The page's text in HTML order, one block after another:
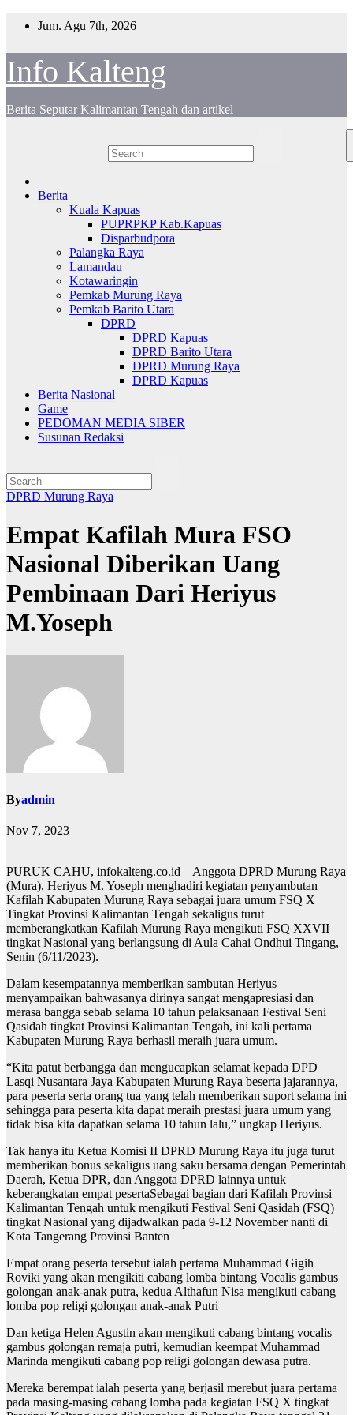
Jum. Agu 7th, 2026
Info Kalteng
Berita Seputar Kalimantan Tengah dan artikel
Berita
Kuala Kapuas
PUPRPKP Kab.Kapuas
Disparbudpora
Palangka Raya
Lamandau
Kotawaringin
Pemkab Murung Raya
Pemkab Barito Utara
DPRD
DPRD Kapuas
DPRD Barito Utara
DPRD Murung Raya
DPRD Kapuas
Berita Nasional
Game
PEDOMAN MEDIA SIBER
Susunan Redaksi
DPRD Murung Raya
Empat Kafilah Mura FSO
Nasional Diberikan Uang
Pembinaan Dari Heriyus
M.Yoseph
Byadmin
Nov 7, 2023
PURUK CAHU, infokalteng.co.id – Anggota DPRD Murung Raya
(Mura), Heriyus M. Yoseph menghadiri kegiatan penyambutan
Kafilah Kabupaten Murung Raya sebagai juara umum FSQ X
Tingkat Provinsi Kalimantan Tengah sekaligus turut
memberangkatkan Kafilah Murung Raya mengikuti FSQ XXVII
tingkat Nasional yang berlangsung di Aula Cahai Ondhui Tingang,
Senin (6/11/2023).
Dalam kesempatannya memberikan sambutan Heriyus
menyampaikan bahwasanya dirinya sangat mengapresiasi dan
merasa bangga sebab selama 10 tahun pelaksanaan Festival Seni
Qasidah tingkat Provinsi Kalimantan Tengah, ini kali pertama
Kabupaten Murung Raya berhasil meraih juara umum.
“Kita patut berbangga dan mengucapkan selamat kepada DPD
Lasqi Nusantara Jaya Kabupaten Murung Raya beserta jajarannya,
para peserta serta orang tua yang telah memberikan suport selama ini
sehingga para peserta kita dapat meraih prestasi juara umum yang
tidak bisa kita dapatkan selama 10 tahun lalu,” ungkap Heriyus.
Tak hanya itu Ketua Komisi II DPRD Murung Raya itu juga turut
memberikan bonus sekaligus uang saku bersama dengan Pemerintah
Daerah, Ketua DPR, dan Anggota DPRD lainnya untuk
keberangkatan empat pesertaSebagai bagian dari Kafilah Provinsi
Kalimantan Tengah untuk mengikuti Festival Seni Qasidah (FSQ)
tingkat Nasional yang dijadwalkan pada 9-12 November nanti di
Kota Tangerang Provinsi Banten
Empat orang peserta tersebut ialah pertama Muhammad Gigih
Roviki yang akan mengikiti cabang lomba bintang Vocalis gambus
golongan anak-anak putra, kedua Althafun Nisa mengikuti cabang
lomba pop religi golongan anak-anak Putri
Dan ketiga Helen Agustin akan mengikuti cabang bintang vocalis
gambus golongan remaja putri, kemudian keempat Muhammad
Marinda mengikuti cabang pop religi golongan dewasa putra.
Mereka berempat ialah peserta yang berjasil merebut juara pertama
pada masing-masing cabang lomba pada kegiatan FSQ X tingkat